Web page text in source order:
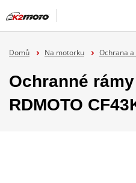
Domů Na motorku Ochrana
Ochranné
RDMOTO